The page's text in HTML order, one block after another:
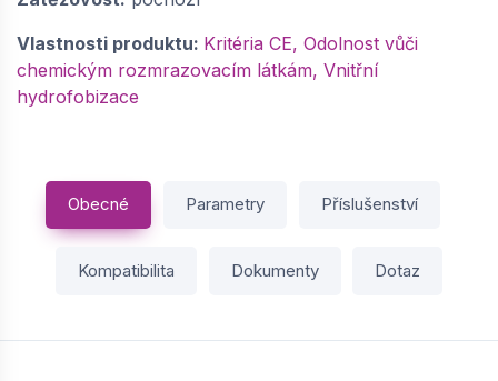
Vlastnosti produktu: Kritéria CE, Odolnost vůči
chemickým rozmrazovacím látkám, Vnitřní
hydrofobizace
Obecné Parametry Příslušenství
Kompatibilita Dokumenty Dotaz